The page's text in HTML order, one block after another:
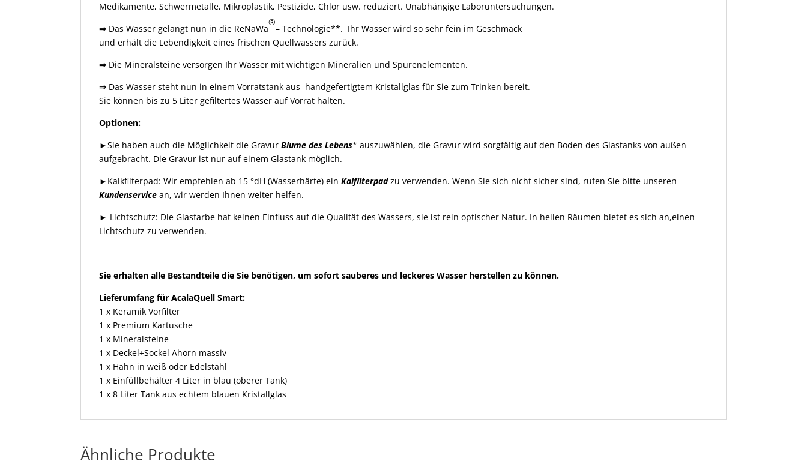
Medikamente, Schwermetalle, Mikroplastik, Pestizide, Chlor usw. reduziert. Unabhängige Laboruntersuchungen.
⇒ Das Wasser gelangt nun in die ReNaWa
®
– Technologie**. Ihr Wasser wird so sehr fein im Geschmack
und erhält die Lebendigkeit eines frischen Quellwassers zurück.
⇒ Die Mineralsteine versorgen Ihr Wasser mit wichtigen Mineralien und Spurenelementen.
⇒ Das Wasser steht nun in einem Vorratstank aus handgefertigtem Kristallglas für Sie zum Trinken bereit.
Sie können bis zu 5 Liter gefiltertes Wasser auf Vorrat halten.
Optionen:
►Sie haben auch die Möglichkeit die GravurBlume des Lebens* auszuwählen, die Gravur wird sorgfältig auf den Boden des Glastanks von außen
aufgebracht. Die Gravur ist nur auf einem Glastank möglich.
►Kalkfilterpad: Wir empfehlen ab 15 °dH (Wasserhärte) einKalfilterpadzu verwenden. Wenn Sie sich nicht sicher sind, rufen Sie bitte unseren
Kundenservice an, wir werden Ihnen weiter helfen.
► Lichtschutz: Die Glasfarbe hat keinen Einfluss auf die Qualität des Wassers, sie ist rein optischer Natur. In hellen Räumen bietet es sich an,einen
Lichtschutz zu verwenden.
Sie erhalten alle Bestandteile die Sie benötigen, um sofort sauberes und leckeres Wasser herstellen zu können.
Lieferumfang für AcalaQuell Smart:
1 x Keramik Vorfilter
1 x Premium Kartusche
1 x Mineralsteine
1 x Deckel+Sockel Ahorn massiv
1 x Hahn in weiß oder Edelstahl
1 x Einfüllbehälter 4 Liter in blau (oberer Tank)
1 x 8 Liter Tank aus echtem blauen Kristallglas
Ähnliche Produkte